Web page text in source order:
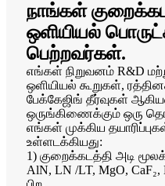
நாங்கள்
ஒளியியல்
பெற்றவர்கள்.
எங்கள் நிறுவனம் R&D
ஒளியியல் கூறுகள்,
பேக்கேஜிங் தீர்வுகள்
ஒருங்கிணைக்கும் ஒரு
எங்கள் முக்கிய
உள்ளடக்கியது:
1) குறைக்கடத்தி அடி
AlN, LN /LT, MgO, CaF₂,